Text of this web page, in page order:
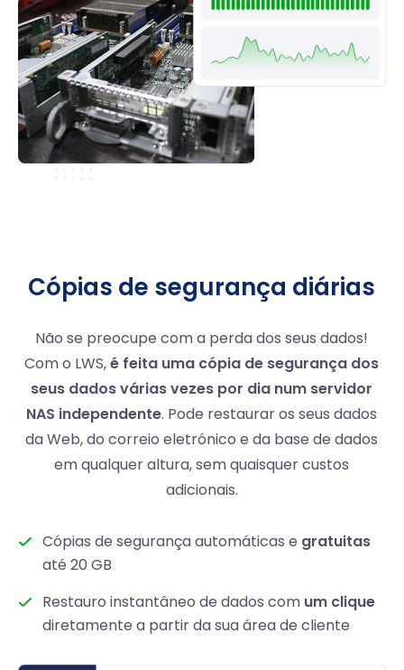
Cópias de segurança diárias
Não se preocupe com a perda dos seus dados!
Com o LWS,é feita uma cópia de segurança dos
seus dados várias vezes por dia num servidor
NAS independente. Pode restaurar os seus dados
da Web, do correio eletrónico e da base de dados
em qualquer altura, sem quaisquer custos
adicionais.
Cópias de segurança automáticas e gratuitas
até 20 GB
Restauro instantâneo de dados com um clique
diretamente a partir da sua área de cliente